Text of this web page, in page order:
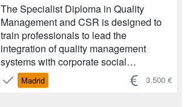
The Specialist Diploma in Quality
Management and CSR is designed to
train professionals to lead the
integration of quality management
systems with corporate social
responsibility. It prepares students to
implement excellence models that
Madrid 3.500 €